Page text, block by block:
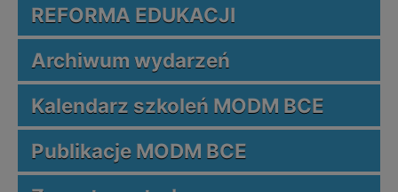
REFORMA EDUKACJI
Archiwum wydarzeń
Kalendarz szkoleń MODM BCE
Publikacje MODM BCE